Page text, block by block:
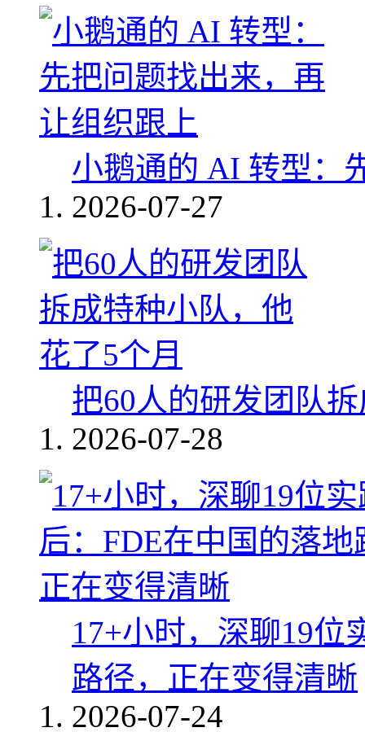
小鹅通的 AI 转型：
2026-07-27
把60人的研发团队
2026-07-28
17+小时，深聊19位
路径，正在变得清晰
2026-07-24